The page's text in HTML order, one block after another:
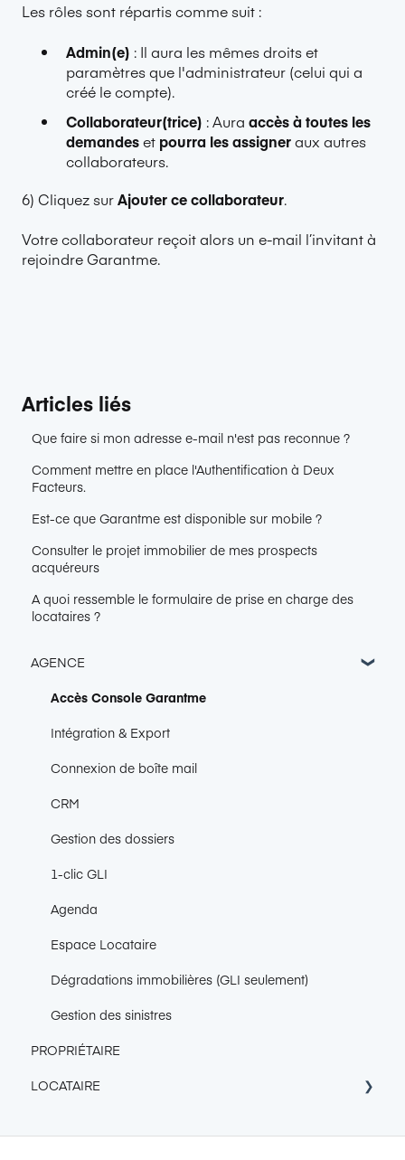
Les rôles sont répartis comme suit :
Admin(e) : Il aura les mêmes droits et
paramètres que l'administrateur (celui qui a
créé le compte).
Collaborateur(trice) : Aura accès à toutes les
demandeset pourra les assigneraux autres
collaborateurs.
6) Cliquez surAjouter ce collaborateur.
Votre collaborateur reçoit alors un e-mail l’invitant à
rejoindre Garantme.
Articles liés
Que faire si mon adresse e-mail n'est pas reconnue ?
Comment mettre en place l'Authentification à Deux
Facteurs.
Est-ce que Garantme est disponible sur mobile ?
Consulter le projet immobilier de mes prospects
acquéreurs
A quoi ressemble le formulaire de prise en charge des
locataires ?
AGENCE
Accès Console Garantme
Intégration & Export
Connexion de boîte mail
CRM
Gestion des dossiers
1-clic GLI
Agenda
Espace Locataire
Dégradations immobilières (GLI seulement)
Gestion des sinistres
PROPRIÉTAIRE
LOCATAIRE